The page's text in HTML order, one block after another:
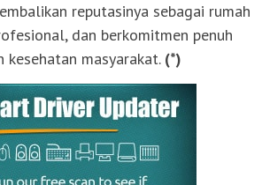
reputasinya sebagai rumah
dan berkomitmen penuh
kesehatan masyarakat. (*)